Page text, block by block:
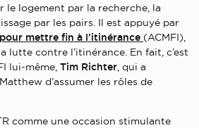
le logement par la recherche, la
par les pairs. Il est appuyé par
mettre fin à l’itinérance (ACMFI),
lutte contre l’itinérance. En fait, c’est
lui-même, Tim Richter, qui a
d’assumer les rôles de
comme une occasion stimulante